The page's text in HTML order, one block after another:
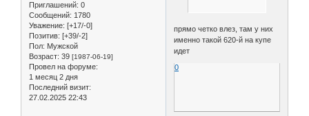
Приглашений: 0
Сообщений: 1780
Уважение: [+17/-0]
Позитив: [+39/-2]
Пол: Мужской
Возраст: 39 [1987-06-19]
Провел на форуме:
1 месяц 2 дня
Последний визит:
27.02.2025 22:43
прямо четко влез, там у них
именно такой 620-й на купе
идет
0